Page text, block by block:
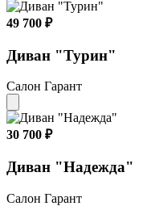
49 700 ₽
Диван "Турин"
Салон Гарант
30 700 ₽
Диван "Надежда"
Салон Гарант